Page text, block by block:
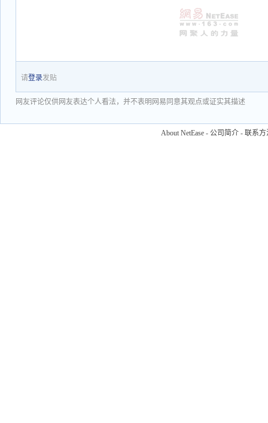
请登录发贴
网友评论仅供网友表达个人看法，并不表明网易同意其观点或证实其描述
About NetEase - 公司简介 - 联系方